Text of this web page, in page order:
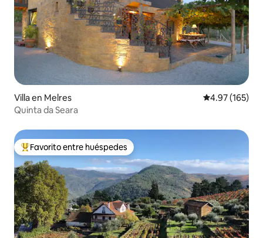
Villa en Melres Calificación
4.97 (165)
Quinta da Seara
De los mejores en Favorito entre huéspedes
Favorito entre huéspedes